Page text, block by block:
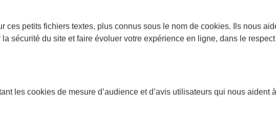
ces petits fichiers textes, plus connus sous le nom de cookies. Ils nous
sécurité du site et faire évoluer votre expérience en ligne, dans le
les cookies de mesure d’audience et d’avis utilisateurs qui nous aident